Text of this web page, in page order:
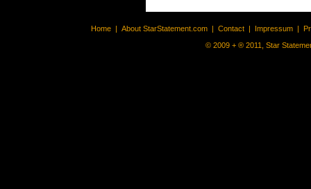
Home | About StarStatement.com | Contact | Impressum |
© 2009 + ® 2011, Star